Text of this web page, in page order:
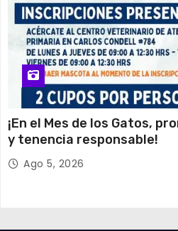
¡En el Mes de los Gatos,
y tenencia responsable!
Ago 5, 2026